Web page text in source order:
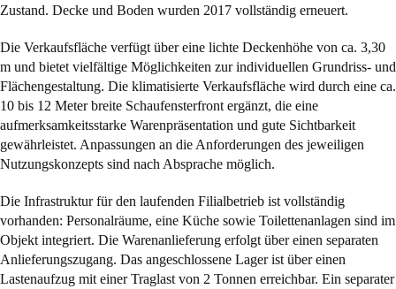
Zustand. Decke und Boden wurden 2017 vollständig erneuert.
Die Verkaufsfläche verfügt über eine lichte Deckenhöhe von ca. 3,30
m und bietet vielfältige Möglichkeiten zur individuellen Grundriss- und
Flächengestaltung. Die klimatisierte Verkaufsfläche wird durch eine ca.
10 bis 12 Meter breite Schaufensterfront ergänzt, die eine
aufmerksamkeitsstarke Warenpräsentation und gute Sichtbarkeit
gewährleistet. Anpassungen an die Anforderungen des jeweiligen
Nutzungskonzepts sind nach Absprache möglich.
Die Infrastruktur für den laufenden Filialbetrieb ist vollständig
vorhanden: Personalräume, eine Küche sowie Toilettenanlagen sind im
Objekt integriert. Die Warenanlieferung erfolgt über einen separaten
Anlieferungszugang. Das angeschlossene Lager ist über einen
Lastenaufzug mit einer Traglast von 2 Tonnen erreichbar. Ein separater